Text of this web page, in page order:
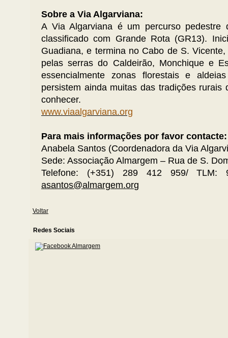
Sobre a Via Algarviana:
A Via Algarviana é um percurso pedestre
classificado com Grande Rota (GR13).
Guadiana, e termina no Cabo de S.
pelas serras do Caldeirão, Monchique e
essencialmente zonas florestais e
persistem ainda muitas das tradições
conhecer.
www.viaalgarviana.org
Para mais informações por favor contacte:
Anabela Santos (Coordenadora da Via
Sede: Associação Almargem – Rua de S.
Telefone: (+351) 289 412 959/
asantos@almargem.org
Voltar
Redes Sociais